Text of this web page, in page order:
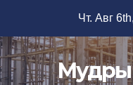
содержимому
Чт. Авг